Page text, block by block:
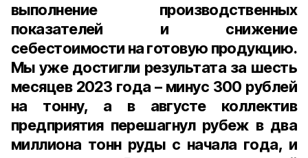
выполнение производственных
показателей и снижение
себестоимости на готовую продукцию.
Мы уже достигли результата за шесть
месяцев 2023 года – минус 300 рублей
на тонну, а в августе коллектив
предприятия перешагнул рубеж в два
миллиона тонн руды с начала года, и